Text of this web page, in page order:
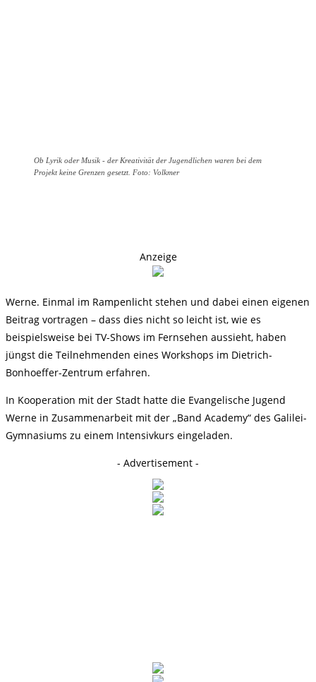
Ob Lyrik oder Musik - der Kreativität der Jugendlichen waren bei dem
Projekt keine Grenzen gesetzt. Foto: Volkmer
Anzeige
Werne. Einmal im Rampenlicht stehen und dabei einen eigenen
Beitrag vortragen – dass dies nicht so leicht ist, wie es
beispielsweise bei TV-Shows im Fernsehen aussieht, haben
jüngst die Teilnehmenden eines Workshops im Dietrich-
Bonhoeffer-Zentrum erfahren.
In Kooperation mit der Stadt hatte die Evangelische Jugend
Werne in Zusammenarbeit mit der „Band Academy“ des Galilei-
Gymnasiums zu einem Intensivkurs eingeladen.
- Advertisement -